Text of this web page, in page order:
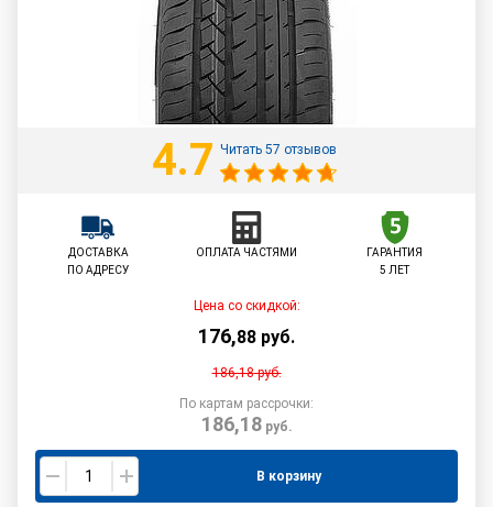
4.7 Читать 57 отзывов
ДОСТАВКА
ПО АДРЕСУ
ОПЛАТА ЧАСТЯМИ
ГАРАНТИЯ
5 ЛЕТ
Цена со скидкой:
176,88 руб.
186,18руб.
По картам рассрочки:
186,18руб.
В корзину